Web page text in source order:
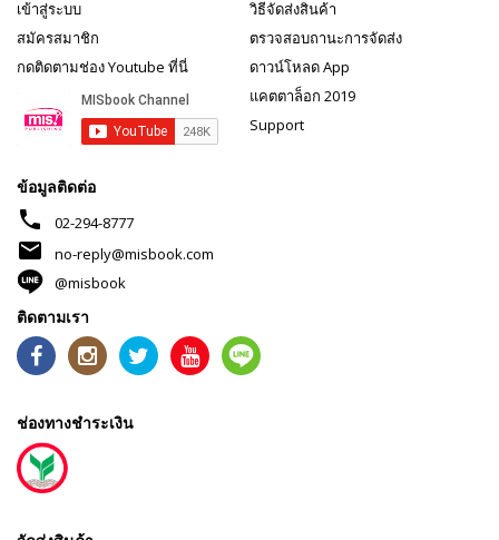
เข้าสู่ระบบ
สมัครสมาชิก
กดติดตามช่อง Youtube ที่นี่
วิธีจัดส่งสินค้า
ตรวจสอบถานะการจัดส่ง
ดาวน์โหลด App
แคตตาล็อก 2019
Support
ข้อมูลติดต่อ
phone 02-294-8777
mail
no-reply@misbook.com
@misbook
ติดตามเรา
ช่องทางชำระเงิน